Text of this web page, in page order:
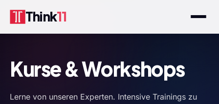
Think11
Kurse & Workshops
Lerne von unseren Experten. Intensive Trainings zu